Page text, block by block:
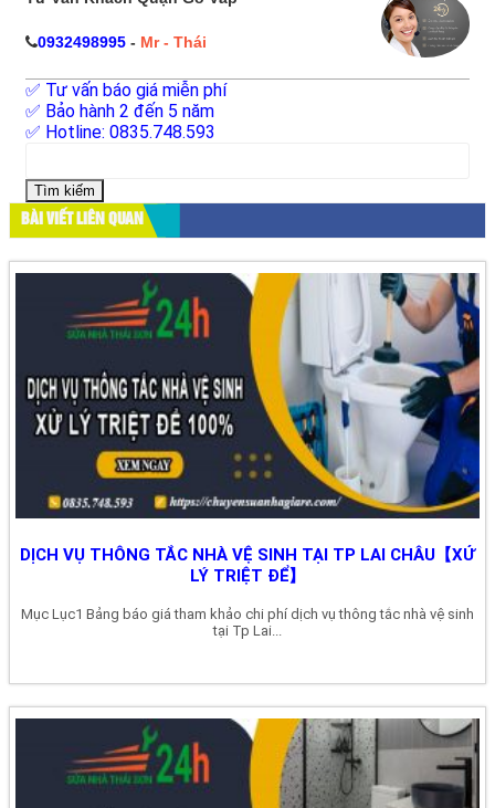
0932498995 - Mr - Thái
✅ Tư vấn báo giá miễn phí
✅ Bảo hành 2 đến 5 năm
✅ Hotline: 0835.748.593
cho:
BÀI VIẾT LIÊN QUAN
DỊCH VỤ THÔNG TẮC NHÀ VỆ SINH TẠI TP LAI CHÂU【XỬ
LÝ TRIỆT ĐỂ】
Mục Lục1 Bảng báo giá tham khảo chi phí dịch vụ thông tắc nhà vệ sinh
tại Tp Lai...